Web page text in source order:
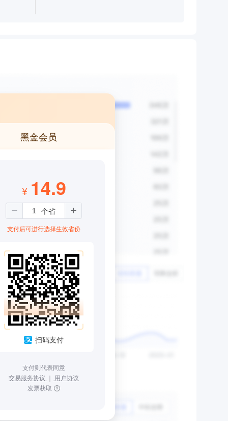
黑金会员
¥ 14.9
支付后可进行选择生效省份
扫码支付
支付则代表同意
交易服务协议 ｜ 用户协议
发票获取